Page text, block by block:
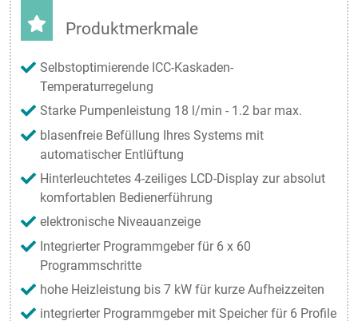
Produktmerkmale
Selbstoptimierende ICC-Kaskaden-
Temperaturregelung
Starke Pumpenleistung 18 l/min - 1.2 bar max.
blasenfreie Befüllung Ihres Systems mit
automatischer Entlüftung
Hinterleuchtetes 4-zeiliges LCD-Display zur absolut
komfortablen Bedienerführung
elektronische Niveauanzeige
Integrierter Programmgeber für 6 x 60
Programmschritte
hohe Heizleistung bis 7 kW für kurze Aufheizzeiten
integrierter Programmgeber mit Speicher für 6 Profile